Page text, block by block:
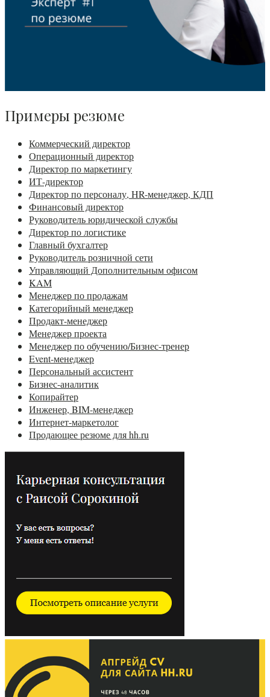
Примеры резюме
Коммерческий директор
Операционный директор
Директор по маркетингу
ИТ-директор
Директор по персоналу, HR-менеджер, КДП
Финансовый директор
Руководитель юридической службы
Директор по логистике
Главный бухгалтер
Руководитель розничной сети
Управляющий Дополнительным офисом
KAM
Менеджер по продажам
Категорийный менеджер
Продакт-менеджер
Менеджер проекта
Менеджер по обучению/Бизнес-тренер
Event-менеджер
Персональный ассистент
Бизнес-аналитик
Копирайтер
Инженер, BIM-менеджер
Интернет-маркетолог
Продающее резюме для hh.ru